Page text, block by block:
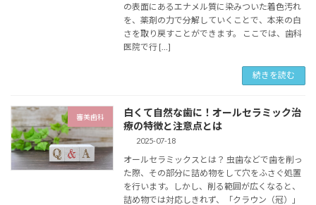
の表面にあるエナメル質に染みついた着色汚れ
を、薬剤の力で分解していくことで、本来の白
さを取り戻すことができます。 ここでは、歯科
医院で行 […]
続きを読む
審美歯科
白くて自然な歯に！オールセラミック治
療の特徴と注意点とは
2025-07-18
オールセラミックスとは？ 虫歯などで歯を削っ
た際、その部分に詰め物をして穴をふさぐ処置
を行います。しかし、削る範囲が広くなると、
詰め物では対応しきれず、「クラウン（冠）」